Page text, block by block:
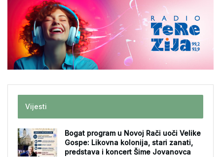
Vijesti
Bogat program u Novoj Rači uoči Velike
Gospe: Likovna kolonija, stari zanati,
predstava i koncert Šime Jovanovca